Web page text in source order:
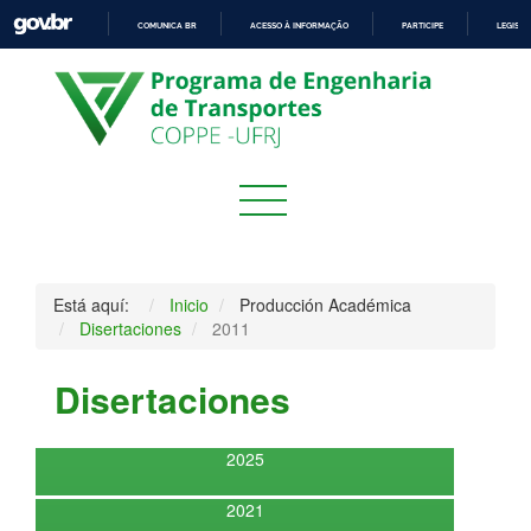
PARA
O
CONTEÚDO
COMUNICA BR ACESSO À INFORMAÇÃO PARTICIPE
Está aquí: Inicio
Producción Académica
Disertaciones
2011
Disertaciones
2025
2021